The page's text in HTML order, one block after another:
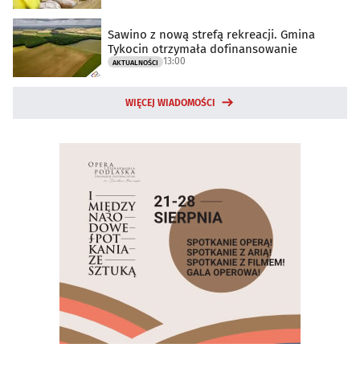
Sawino z nową strefą rekreacji. Gmina
Tykocin otrzymała dofinansowanie
AKTUALNOŚCI 13:00
WIĘCEJ WIADOMOŚCI